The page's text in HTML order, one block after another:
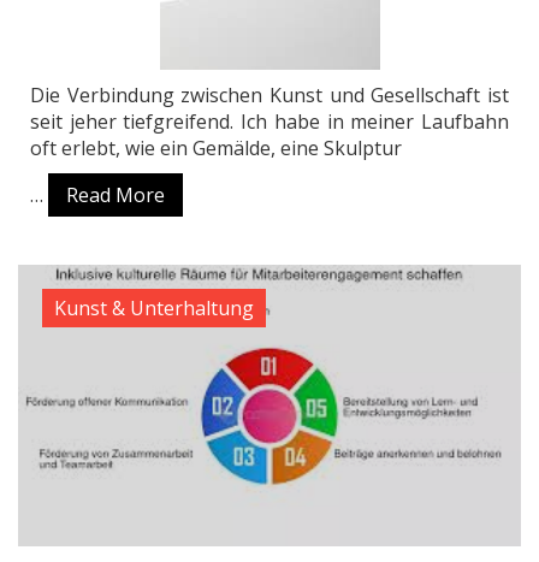
Die Verbindung zwischen Kunst und Gesellschaft ist
seit jeher tiefgreifend. Ich habe in meiner Laufbahn
oft erlebt, wie ein Gemälde, eine Skulptur
…
Read More
Kunst & Unterhaltung